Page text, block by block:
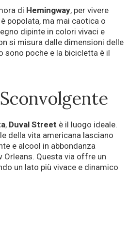
di Hemingway, per vivere
popolata, ma mai caotica o
dipinte in colori vivaci e
si misura dalle dimensioni delle
sono poche e la bicicletta è il
, Duval Street è il luogo ideale.
della vita americana lasciano
e alcool in abbondanza
Orleans. Questa via offre un
un lato più vivace e dinamico